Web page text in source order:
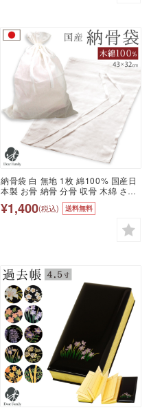
納骨袋 白 無地 1枚 綿100% 国産日
本製 お骨 納骨 分骨 収骨 木綿 さら
し 晒 49日 四十九日 骨袋 納骨 コッ
トン 土葬 埋葬 自然葬 樹木葬 海洋
葬 散骨 厚手 厚地 遺骨入れ 骨入れ
袋 遺灰 骨壷袋 骨壺袋 シンプル 天
¥1,400(税込) 送料無料